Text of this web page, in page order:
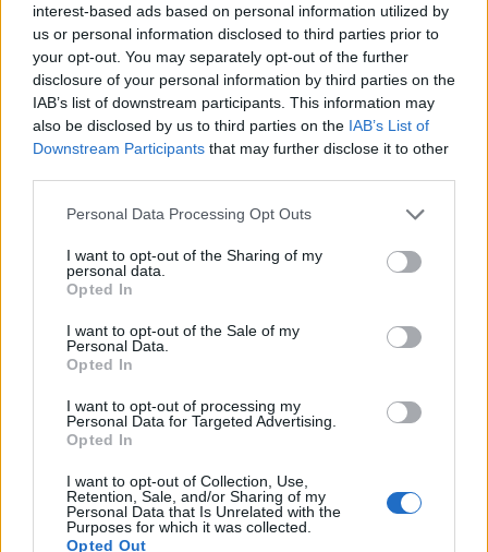
interest-based ads based on personal information utilized by
us or personal information disclosed to third parties prior to
your opt-out. You may separately opt-out of the further
disclosure of your personal information by third parties on the
IAB’s list of downstream participants. This information may
also be disclosed by us to third parties on the IAB’s List of
Downstream Participants that may further disclose it to other
Please note that this website/app uses one or more Google
not limited to your visit or usage behaviour. You may click to
grant or deny consent to Google and its third-party tags to
use your data for below specified purposes in below Google
consent section.
Personal Data Processing Opt Outs
I want to opt-out of the Sharing of my
personal data.
Opted In
I want to opt-out of the Sale of my
Personal Data.
Opted In
I want to opt-out of processing my
Personal Data for Targeted Advertising.
Opted In
I want to opt-out of Collection, Use,
Retention, Sale, and/or Sharing of my
Personal Data that Is Unrelated with the
Purposes for which it was collected.
Opted Out
Občine: Ravne na Koroškem
Kategorije: Glasba Kultura
Ključne besede:
boštjan gartner
kantavtor
KOKR
Koroška osrednja knjižnica dr. Franca Sušnika
park ravne
Več iz kraja Ravne na Koroškem